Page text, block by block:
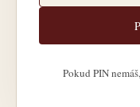
Pokud PIN